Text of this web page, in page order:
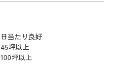
日当たり良好
45坪以上
100坪以上